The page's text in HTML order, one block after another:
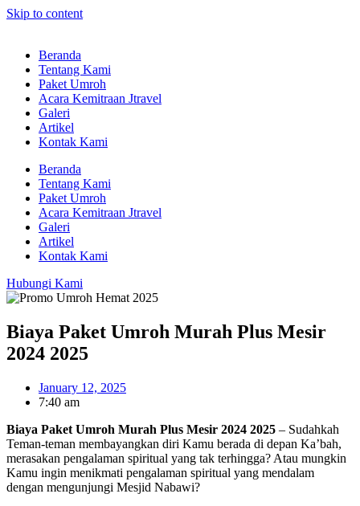
Skip to content
Beranda
Tentang Kami
Paket Umroh
Acara Kemitraan Jtravel
Galeri
Artikel
Kontak Kami
Beranda
Tentang Kami
Paket Umroh
Acara Kemitraan Jtravel
Galeri
Artikel
Kontak Kami
Hubungi Kami
Biaya Paket Umroh Murah Plus Mesir
2024 2025
January 12, 2025
7:40 am
Biaya Paket Umroh Murah Plus Mesir 2024 2025 – Sudahkah
Teman-teman membayangkan diri Kamu berada di depan Ka’bah,
merasakan pengalaman spiritual yang tak terhingga? Atau mungkin
Kamu ingin menikmati pengalaman spiritual yang mendalam
dengan mengunjungi Mesjid Nabawi?